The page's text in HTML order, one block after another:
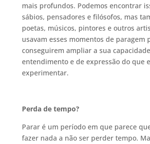
mais profundos. Podemos encontrar
sábios, pensadores e filósofos, mas
poetas, músicos, pintores e outros
usavam esses momentos de paragem
conseguirem ampliar a sua
entendimento e de expressão do que
experimentar.
Perda de tempo?
Parar é um período em que parece
fazer nada a não ser perder tempo.